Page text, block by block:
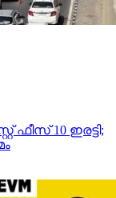
ഫീസ് 10 ഇരട്ടി;